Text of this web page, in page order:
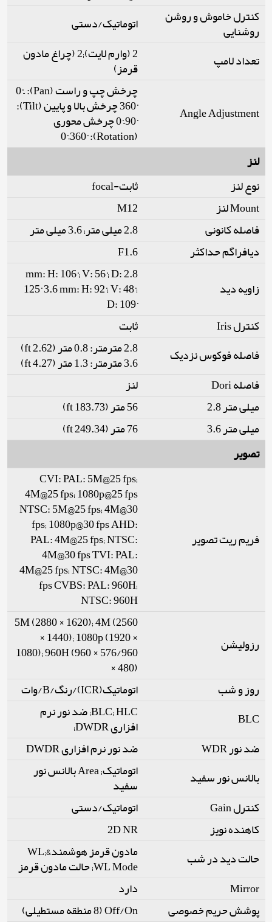
کنترل خاموش و روشن
روشنایی
اتوماتیک/دستی
تعداد لامپ
2 (وارم لایت);2 (چراغ مادون
قرمز)
Angle Adjustment
چرخش چپ و راست (Pan): 0°–
360° چرخش بالا و پایین (Tilt):
0°–90° چرخش محوری
(Rotation): 0°–360°
لنز
نوع لنز
ثابت-focal
Mount لنز
M12
فاصله کانونی
2.8 میلی متر; 3.6 میلی متر
دیافراگم حداکثر
F1.6
زاویه دید
2.8 mm: H: 106°; V: 56°; D:
125° 3.6 mm: H: 92°; V: 48°;
D: 109°
کنترل Iris
ثابت
فاصله فوکوس نزدیک
2.8 مترمتر: 0.8 متر (2.62 ft)
3.6 مترمتر: 1.3 متر (4.27 ft)
فاصله Dori
لنز
میلی متر 2.8
56 متر (183.73 ft)
میلی متر 3.6
76 متر (249.34 ft)
تصویر
فریم ریت تصویر
CVI: PAL: 5M@25 fps;
4M@25 fps; 1080p@25 fps
NTSC: 5M@25 fps; 4M@30
fps; 1080p@30 fps AHD:
PAL: 4M@25 fps; NTSC:
4M@30 fps TVI: PAL:
4M@25 fps; NTSC: 4M@30
fps CVBS: PAL: 960H;
NTSC: 960H
رزولیشن
5M (2880 × 1620); 4M (2560
× 1440); 1080p (1920 ×
1080); 960H (960 × 576/960
× 480)
روز و شب
اتوماتیک(ICR)/رنگ/B/وات
BLC
BLC; HLC; ضد نور نرم
افزاری DWDR;
ضد نور WDR
ضد نور نرم افزاری DWDR
بالانس نور سفید
اتوماتیک; Area بالانس نور
سفید
کنترل Gain
اتوماتیک/دستی
کاهنده نویز
2D NR
حالت دید در شب
مادون قرمز هوشمند&WL;
WL Mode; حالت مادون قرمز
Mirror
دارد
پوشش حریم خصوصی
Off/On (8 منطقه مستطیلی)